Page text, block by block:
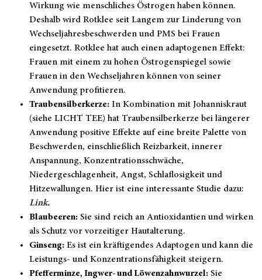
Wirkung wie menschliches Östrogen haben können.
Deshalb wird Rotklee seit Langem zur Linderung von
Wechseljahresbeschwerden und PMS bei Frauen
eingesetzt. Rotklee hat auch einen adaptogenen Effekt:
Frauen mit einem zu hohen Östrogenspiegel sowie
Frauen in den Wechseljahren können von seiner
Anwendung profitieren.
Traubensilberkerze: In Kombination mit Johanniskraut
(siehe LICHT TEE) hat Traubensilberkerze bei längerer
Anwendung positive Effekte auf eine breite Palette von
Beschwerden, einschließlich Reizbarkeit, innerer
Anspannung, Konzentrationsschwäche,
Niedergeschlagenheit, Angst, Schlaflosigkeit und
Hitzewallungen. Hier ist eine interessante Studie dazu:
Link.
Blaubeeren: Sie sind reich an Antioxidantien und wirken
als Schutz vor vorzeitiger Hautalterung.
Ginseng: Es ist ein kräftigendes Adaptogen und kann die
Leistungs- und Konzentrationsfähigkeit steigern.
Pfefferminze, Ingwer- und Löwenzahnwurzel: Sie